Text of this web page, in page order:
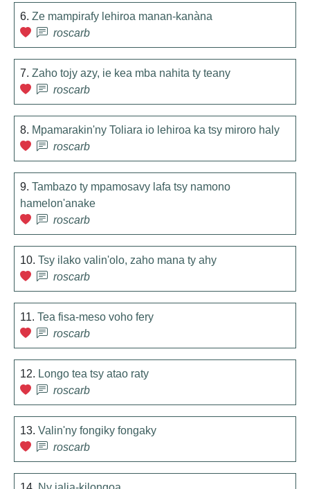
6. Ze mampirafy lehiroa manan-kanàna
roscarb
7. Zaho tojy azy, ie kea mba nahita ty teany
roscarb
8. Mpamarakin'ny Toliara io lehiroa ka tsy miroro haly
roscarb
9. Tambazo ty mpamosavy lafa tsy namono
hamelon'anake
roscarb
10. Tsy ilako valin'olo, zaho mana ty ahy
roscarb
11. Tea fisa-meso voho fery
roscarb
12. Longo tea tsy atao raty
roscarb
13. Valin'ny fongiky fongaky
roscarb